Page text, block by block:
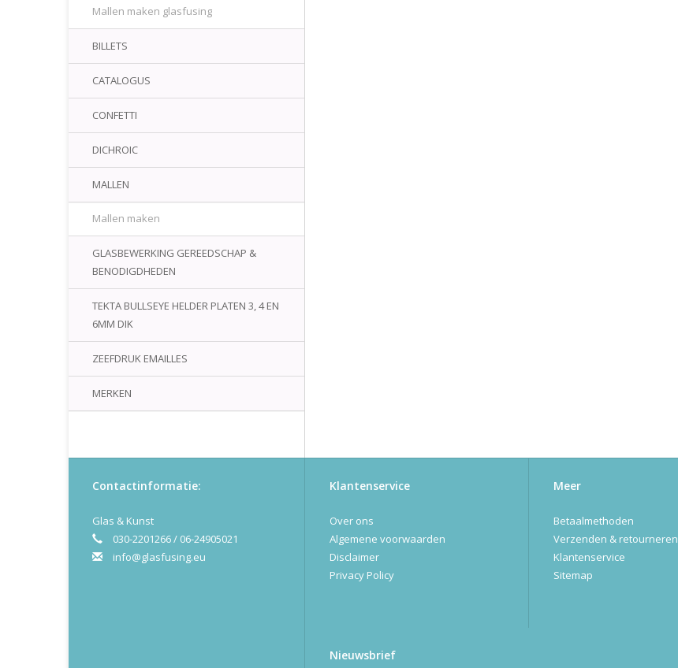
Mallen maken glasfusing
BILLETS
CATALOGUS
CONFETTI
DICHROIC
MALLEN
Mallen maken
GLASBEWERKING GEREEDSCHAP &
BENODIGDHEDEN
TEKTA BULLSEYE HELDER PLATEN 3, 4 EN
6MM DIK
ZEEFDRUK EMAILLES
MERKEN
Contactinformatie:
Glas & Kunst
030-2201266 / 06-24905021
info@glasfusing.eu
Klantenservice
Over ons
Algemene voorwaarden
Disclaimer
Privacy Policy
Meer
Betaalmethoden
Verzenden & retourneren
Klantenservice
Sitemap
Nieuwsbrief